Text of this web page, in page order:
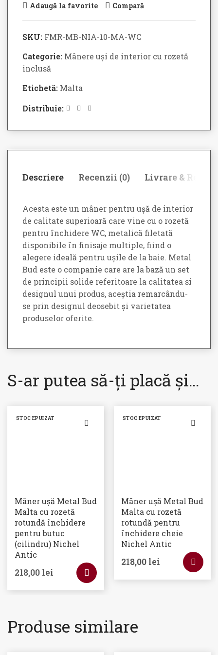
Adaugă la favorite Compară
SKU: FMR-MB-NIA-10-MA-WC
Categorie: Mânere uși de interior cu rozetă
inclusă
Etichetă: Malta
Distribuie:
Descriere Recenzii (0) Livrare & Retur
Acesta este un mâner pentru ușă de interior
de calitate superioară care vine cu o rozetă
pentru închidere WC, metalică filetată
disponibile în finisaje multiple, fiind o
alegere ideală pentru ușile de la baie. Metal
Bud este o companie care are la bază un set
de principii solide referitoare la calitatea si
designul unui produs, aceștia remarcându-
se prin designul deosebit și varietatea
produselor oferite.
S-ar putea să-ți placă și…
STOC EPUIZAT
Mâner ușă Metal Bud
Malta cu rozetă
rotundă închidere
pentru butuc
(cilindru) Nichel
Antic
218,00 lei
STOC EPUIZAT
Mâner ușă Metal Bud
Malta cu rozetă
rotundă pentru
închidere cheie
Nichel Antic
218,00 lei
Produse similare